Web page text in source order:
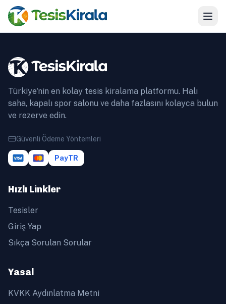
Türkiye'nin en kolay tesis kiralama platformu. Halı
saha, kapalı spor salonu ve daha fazlasını kolayca bulun
ve rezerve edin.
Güvenli Ödeme Yöntemleri
PayTR
Hızlı Linkler
Tesisler
Giriş Yap
Sıkça Sorulan Sorular
Yasal
KVKK Aydınlatma Metni